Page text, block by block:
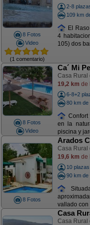
8 Fotos
Video
(1 comentario)
2-8
109 km
El
4
105) dos
8 Fotos
Video
Ca´ Mi
Casa Rural
19,2 km de
6-8+2
80 km de
en la
piscina y
8 Fotos
Arados
Casa Rural
19,6 km de
10 plazas
90 km de
vallado con
Casa
Casa Rural